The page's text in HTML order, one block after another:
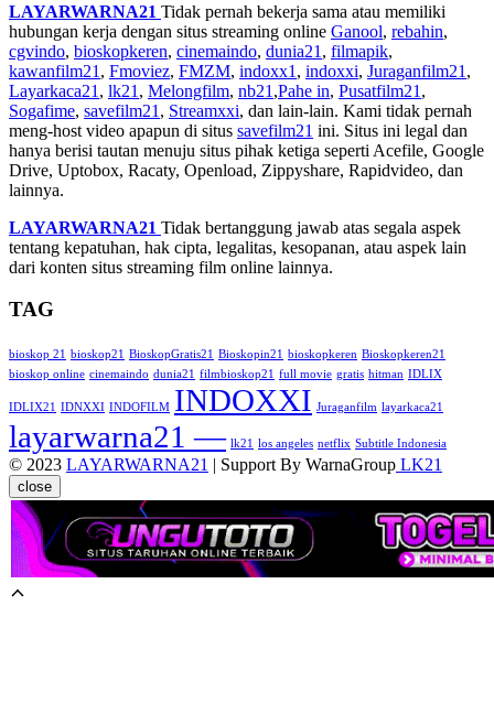
LAYARWARNA21 Tidak pernah bekerja sama atau memiliki
hubungan kerja dengan situs streaming online Ganool, rebahin,
cgvindo, bioskopkeren, cinemaindo, dunia21 , filmapik,
kawanfilm21 , Fmoviez, FMZM, indoxx1 , indoxxi, Juraganfilm21 ,
Layarkaca21 , lk21 , Melongfilm, nb21 ,Pahe in, Pusatfilm21 ,
Sogafime, savefilm21 , Streamxxi, dan lain-lain. Kami tidak pernah
meng-host video apapun di situs savefilm21 ini. Situs ini legal dan
hanya berisi tautan menuju situs pihak ketiga seperti Acefile, Google
Drive, Uptobox, Racaty, Openload, Zippyshare, Rapidvideo, dan
lainnya.
LAYARWARNA21 Tidak bertanggung jawab atas segala aspek
tentang kepatuhan, hak cipta, legalitas, kesopanan, atau aspek lain
dari konten situs streaming film online lainnya.
TAG
bioskop 21 bioskop21 BioskopGratis21 Bioskopin21 bioskopkeren Bioskopkeren21
bioskop online cinemaindo dunia21 filmbioskop21 full movie gratis hitman IDLIX
IDLIX21 IDNXXI INDOFILM INDOXXI Juraganfilm layarkaca21
layarwarna21 — lk21 los angeles netflix Subtitle Indonesia
© 2023 LAYARWARNA21 | Support By WarnaGroup LK21
close